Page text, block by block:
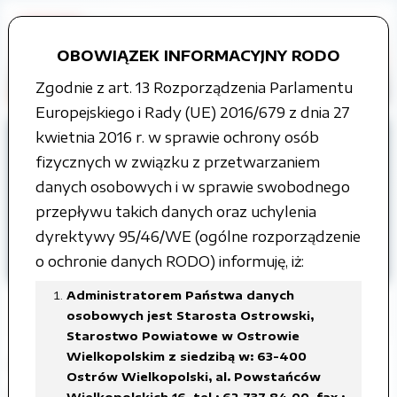
OBOWIĄZEK INFORMACYJNY RODO
Zgodnie z art. 13 Rozporządzenia Parlamentu
Europejskiego i Rady (UE) 2016/679 z dnia 27
kwietnia 2016 r. w sprawie ochrony osób
fizycznych w związku z przetwarzaniem
danych osobowych i w sprawie swobodnego
przepływu takich danych oraz uchylenia
dyrektywy 95/46/WE (ogólne rozporządzenie
o ochronie danych RODO) informuję, iż:
Administratorem Państwa danych
osobowych jest Starosta Ostrowski,
Starostwo Powiatowe w Ostrowie
Wielkopolskim z siedzibą w: 63-400
Ostrów Wielkopolski, al. Powstańców
Strona główna
Grupy tematyczne
Jednostki organizacyjne samorządu
terytorialnego
Szkoły i jednostki oświatowe prowadzone
przez Powiat Ostrowski
I Liceum Ogólnokształcące im. ks. J.